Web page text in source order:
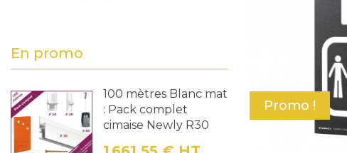
En promo
100 mètres Blanc mat
: Pack complet
cimaise Newly R30
Promo !